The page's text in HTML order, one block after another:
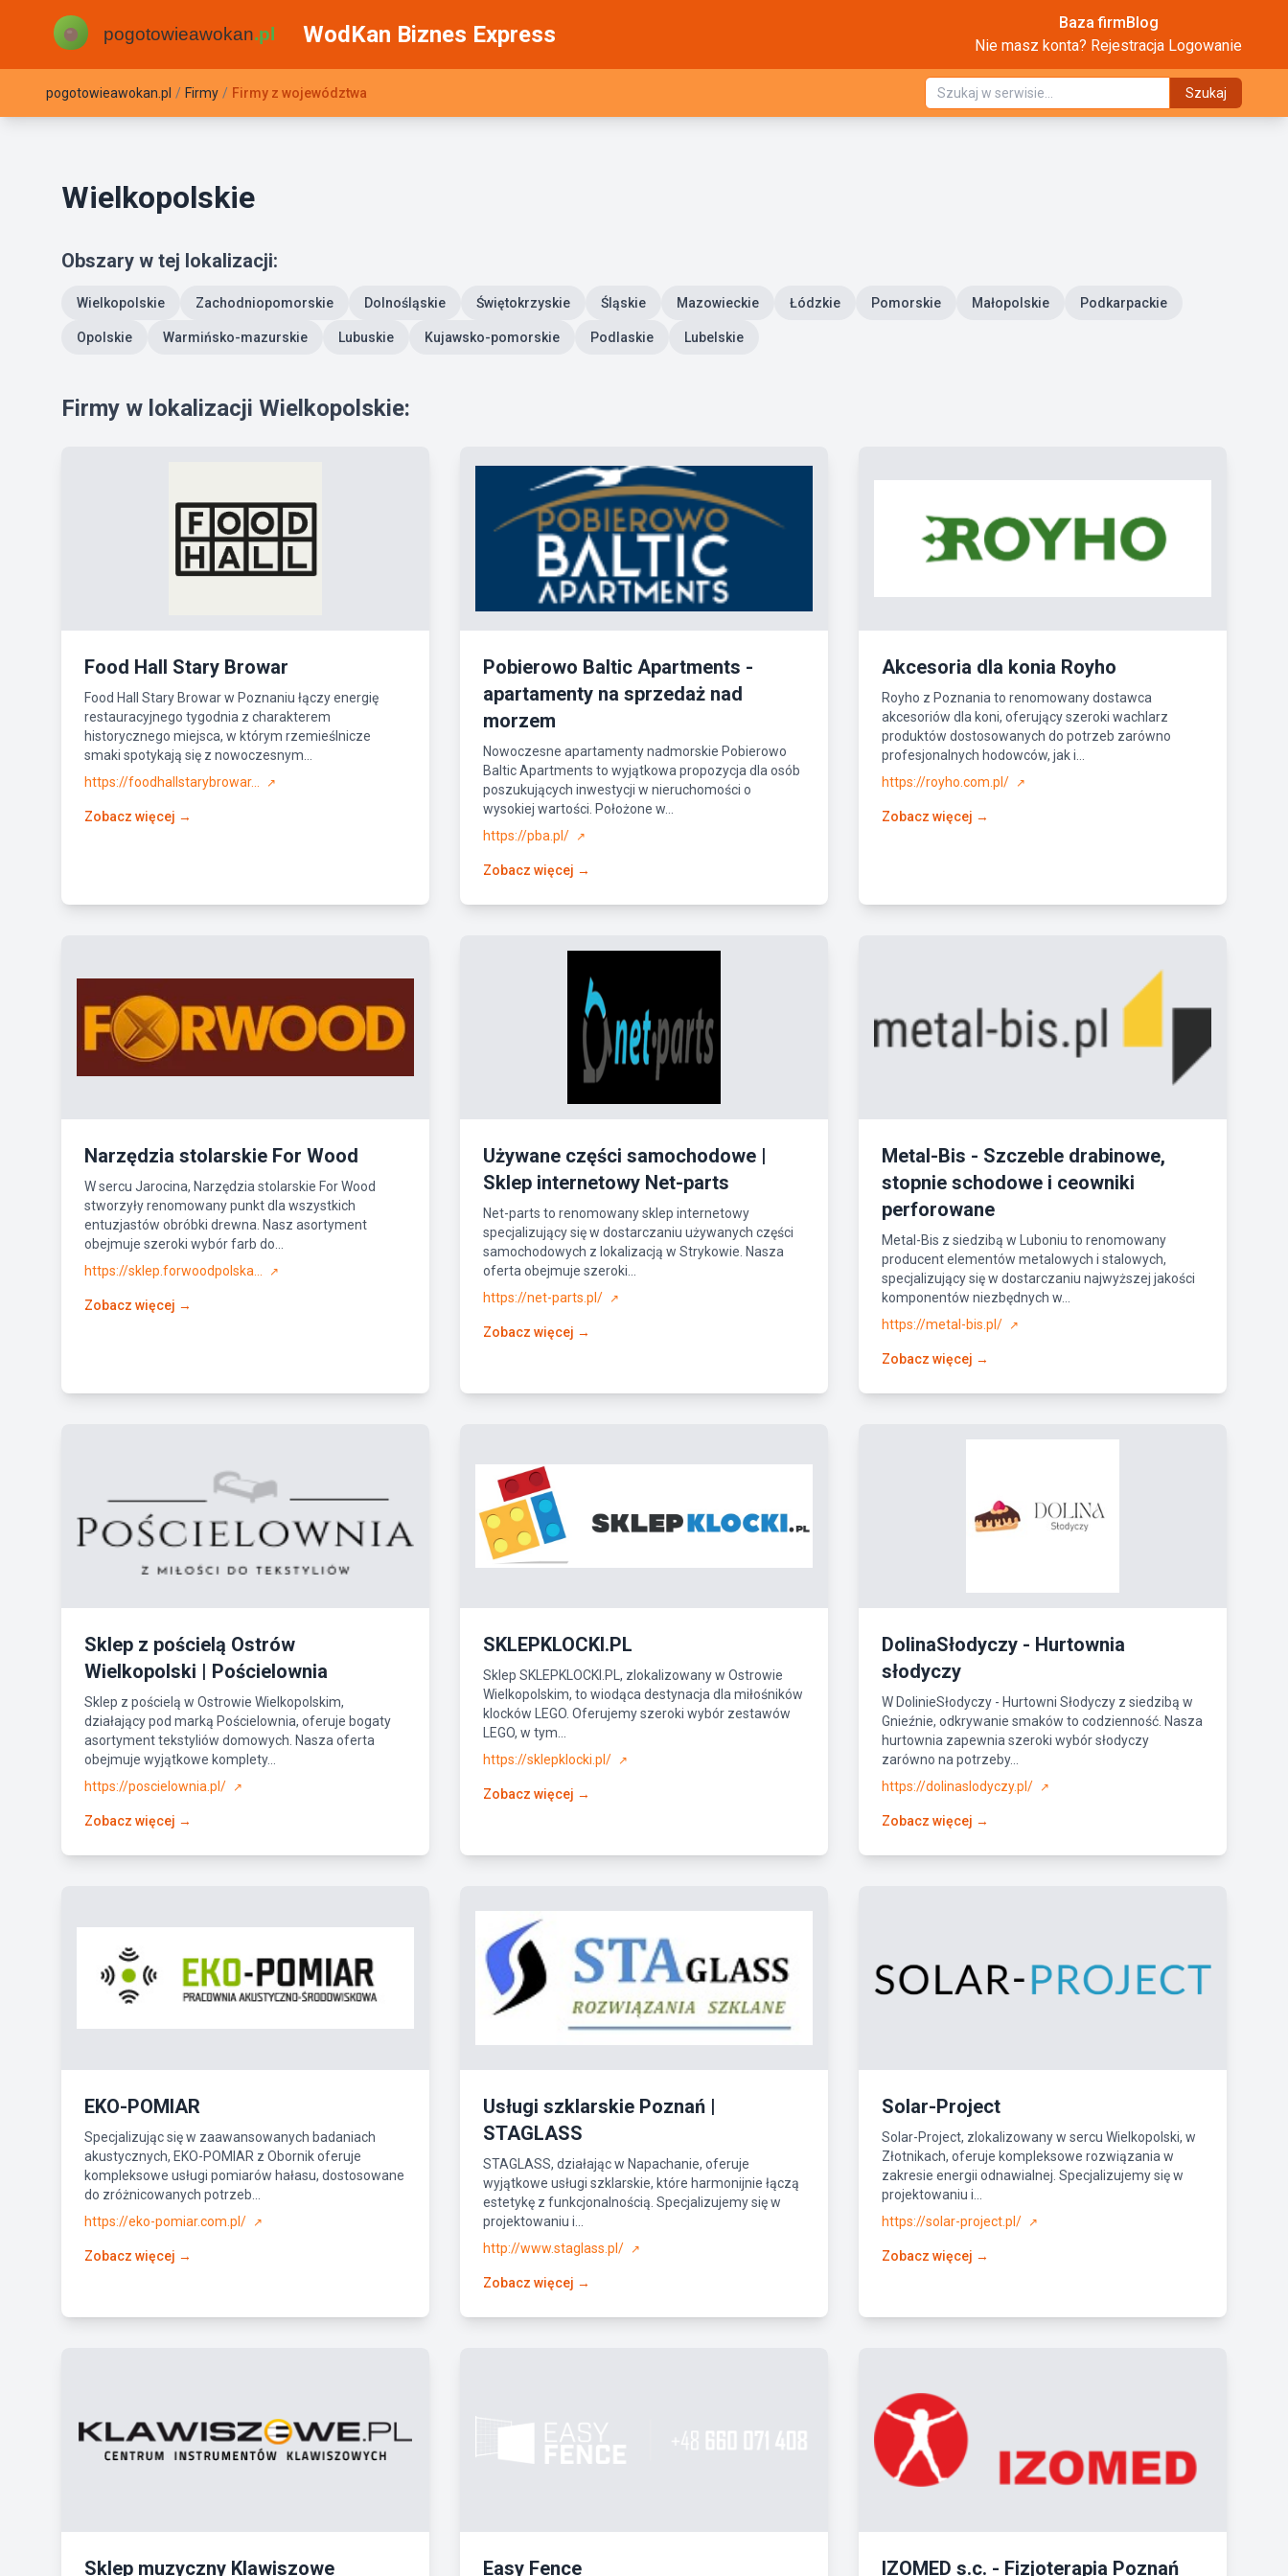
WodKan Biznes Express Baza firmBlog
Nie masz konta? Rejestracja Logowanie
pogotowieawokan.pl / Firmy / Firmy z województwa Szukaj
Wielkopolskie
Obszary w tej lokalizacji:
Wielkopolskie Zachodniopomorskie Dolnośląskie Świętokrzyskie Śląskie Mazowieckie Łódzkie Pomorskie Małopolskie Podkarpackie
Opolskie Warmińsko-mazurskie Lubuskie Kujawsko-pomorskie Podlaskie Lubelskie
Firmy w lokalizacji Wielkopolskie:
Food Hall Stary Browar
Food Hall Stary Browar w Poznaniu łączy energię
restauracyjnego tygodnia z charakterem
historycznego miejsca, w którym rzemieślnicze
smaki spotykają się z nowoczesnym...
https://foodhallstarybrowar...
↗
Zobacz więcej →
Pobierowo Baltic Apartments -
apartamenty na sprzedaż nad
morzem
Nowoczesne apartamenty nadmorskie Pobierowo
Baltic Apartments to wyjątkowa propozycja dla osób
poszukujących inwestycji w nieruchomości o
wysokiej wartości. Położone w...
https://pba.pl/
↗
Zobacz więcej →
Akcesoria dla konia Royho
Royho z Poznania to renomowany dostawca
akcesoriów dla koni, oferujący szeroki wachlarz
produktów dostosowanych do potrzeb zarówno
profesjonalnych hodowców, jak i...
https://royho.com.pl/
↗
Zobacz więcej →
Narzędzia stolarskie For Wood
W sercu Jarocina, Narzędzia stolarskie For Wood
stworzyły renomowany punkt dla wszystkich
entuzjastów obróbki drewna. Nasz asortyment
obejmuje szeroki wybór farb do...
https://sklep.forwoodpolska...
↗
Zobacz więcej →
Używane części samochodowe |
Sklep internetowy Net-parts
Net-parts to renomowany sklep internetowy
specjalizujący się w dostarczaniu używanych części
samochodowych z lokalizacją w Strykowie. Nasza
oferta obejmuje szeroki...
https://net-parts.pl/
↗
Zobacz więcej →
Metal-Bis - Szczeble drabinowe,
stopnie schodowe i ceowniki
perforowane
Metal-Bis z siedzibą w Luboniu to renomowany
producent elementów metalowych i stalowych,
specjalizujący się w dostarczaniu najwyższej jakości
komponentów niezbędnych w...
https://metal-bis.pl/
↗
Zobacz więcej →
Sklep z pościelą Ostrów
Wielkopolski | Pościelownia
Sklep z pościelą w Ostrowie Wielkopolskim,
działający pod marką Pościelownia, oferuje bogaty
asortyment tekstyliów domowych. Nasza oferta
obejmuje wyjątkowe komplety...
https://poscielownia.pl/
↗
Zobacz więcej →
SKLEPKLOCKI.PL
Sklep SKLEPKLOCKI.PL, zlokalizowany w Ostrowie
Wielkopolskim, to wiodąca destynacja dla miłośników
klocków LEGO. Oferujemy szeroki wybór zestawów
LEGO, w tym...
https://sklepklocki.pl/
↗
Zobacz więcej →
DolinaSłodyczy - Hurtownia
słodyczy
W DolinieSłodyczy - Hurtowni Słodyczy z siedzibą w
Gnieźnie, odkrywanie smaków to codzienność. Nasza
hurtownia zapewnia szeroki wybór słodyczy
zarówno na potrzeby...
https://dolinaslodyczy.pl/
↗
Zobacz więcej →
EKO-POMIAR
Specjalizując się w zaawansowanych badaniach
akustycznych, EKO-POMIAR z Obornik oferuje
kompleksowe usługi pomiarów hałasu, dostosowane
do zróżnicowanych potrzeb...
https://eko-pomiar.com.pl/
↗
Zobacz więcej →
Usługi szklarskie Poznań |
STAGLASS
STAGLASS, działając w Napachanie, oferuje
wyjątkowe usługi szklarskie, które harmonijnie łączą
estetykę z funkcjonalnością. Specjalizujemy się w
projektowaniu i...
http://www.staglass.pl/
↗
Zobacz więcej →
Solar-Project
Solar-Project, zlokalizowany w sercu Wielkopolski, w
Złotnikach, oferuje kompleksowe rozwiązania w
zakresie energii odnawialnej. Specjalizujemy się w
projektowaniu i...
https://solar-project.pl/
↗
Zobacz więcej →
Sklep muzyczny Klawiszowe Easy Fence IZOMED s.c. - Fizjoterapia Poznań